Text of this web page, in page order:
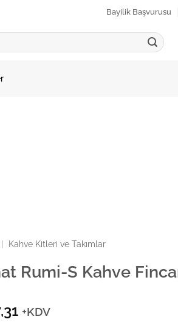
Bayilik Başvurusu
Kahve Kitleri ve Takımlar
Rumi-S Kahve
+KDV